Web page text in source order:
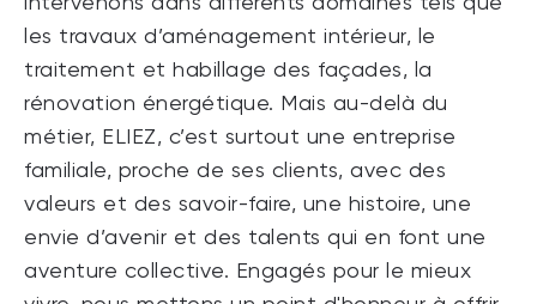
les travaux d’aménagement intérieur, le
traitement et habillage des façades, la
rénovation énergétique. Mais au-delà du
métier, ELIEZ, c’est surtout une entreprise
familiale, proche de ses clients, avec des
valeurs et des savoir-faire, une histoire, une
envie d’avenir et des talents qui en font une
aventure collective. Engagés pour le mieux